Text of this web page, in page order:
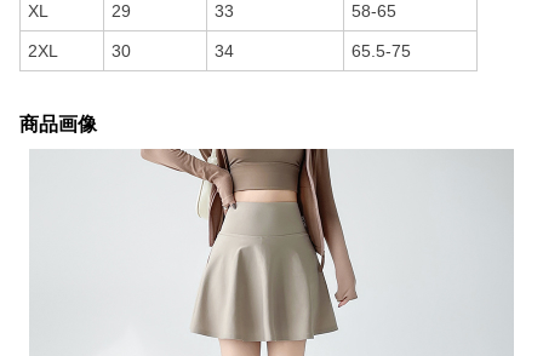
XL 29 33 58-65
2XL 30 34 65.5-75
商品画像